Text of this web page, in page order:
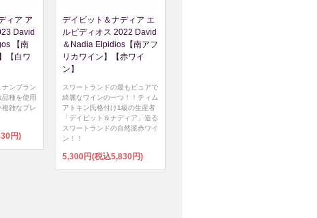
ィア ア
David
【南
【白ワ
ンブラン
種を使用
複雑なブレ
円)
デイビット＆ナディア エ
ルピディオス 2022 David
＆Nadia Elpidios【南アフ
リカワイン】【赤ワイ
ン】
スワートランドの最もピュアで
綺麗なワインの一つ！！ティム
アトキン氏格付け1級の生産者
「デイビット＆ナディア」造る
スワートランドの自然派赤ワイ
ン！！
5,300円(税込5,830円)